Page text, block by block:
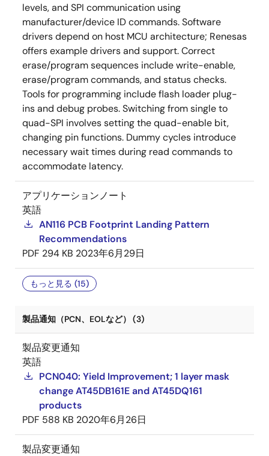
levels, and SPI communication using
manufacturer/device ID commands. Software
drivers depend on host MCU architecture; Renesas
offers example drivers and support. Correct
erase/program sequences include write-enable,
erase/program commands, and status checks.
Tools for programming include flash loader plug-
ins and debug probes. Switching from single to
quad-SPI involves setting the quad-enable bit,
changing pin functions. Dummy cycles introduce
necessary wait times during read commands to
accommodate latency.
アプリケーションノート
英語
AN116 PCB Footprint Landing Pattern
Recommendations
PDF 294 KB 2023年6月29日
もっと見る (15)
製品通知（PCN、EOLなど） (3)
製品変更通知
英語
PCN040: Yield Improvement; 1 layer mask
change AT45DB161E and AT45DQ161
products
PDF 588 KB 2020年6月26日
製品変更通知